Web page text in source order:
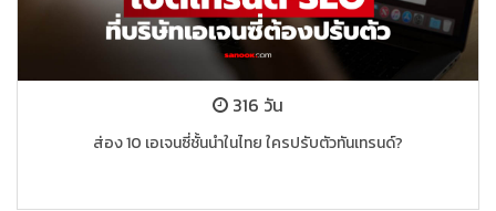
316 วัน
ส่อง 10 เอเจนซี่ชั้นนำในไทย ใครปรับตัวทันเทรนด์?